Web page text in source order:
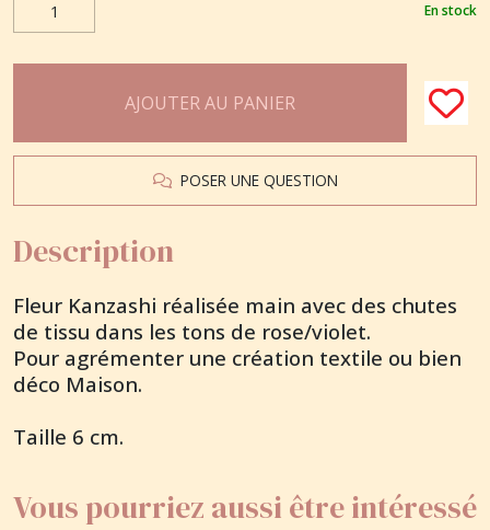
En stock
AJOUTER AU PANIER
POSER UNE QUESTION
Description
Fleur Kanzashi réalisée main avec des chutes
de tissu dans les tons de rose/violet.
Pour agrémenter une création textile ou bien
déco Maison.
Taille 6 cm.
Vous pourriez aussi être intéressé